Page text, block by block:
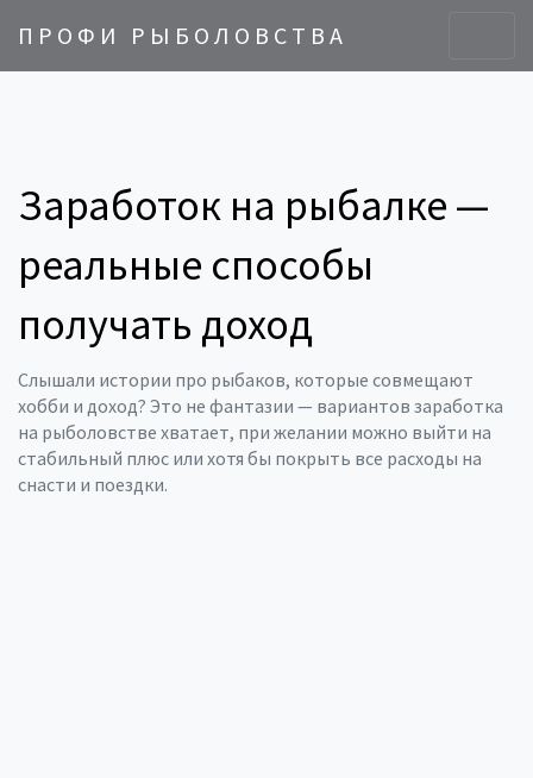
ПРОФИ РЫБОЛОВСТВА
Заработок на рыбалке —
реальные способы
получать доход
Слышали истории про рыбаков, которые совмещают
хобби и доход? Это не фантазии — вариантов заработка
на рыболовстве хватает, при желании можно выйти на
стабильный плюс или хотя бы покрыть все расходы на
снасти и поездки.